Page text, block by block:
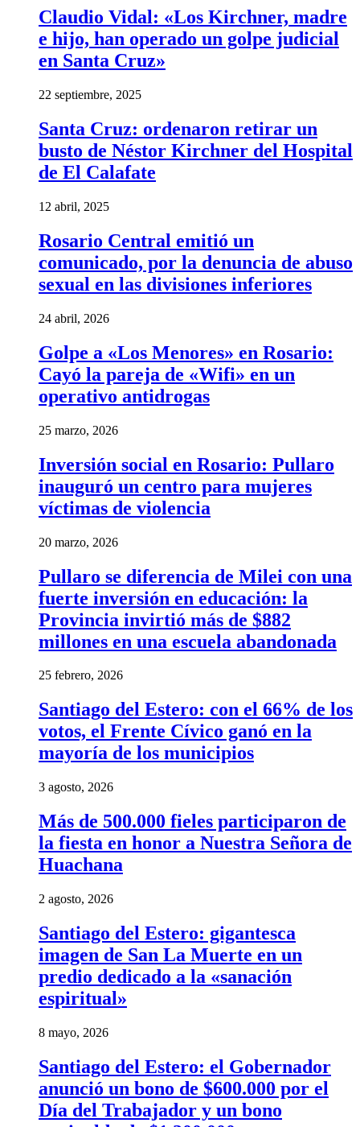
Claudio Vidal: «Los Kirchner, madre
e hijo, han operado un golpe judicial
en Santa Cruz»
22 septiembre, 2025
Santa Cruz: ordenaron retirar un
busto de Néstor Kirchner del Hospital
de El Calafate
12 abril, 2025
Rosario Central emitió un
comunicado, por la denuncia de abuso
sexual en las divisiones inferiores
24 abril, 2026
Golpe a «Los Menores» en Rosario:
Cayó la pareja de «Wifi» en un
operativo antidrogas
25 marzo, 2026
Inversión social en Rosario: Pullaro
inauguró un centro para mujeres
víctimas de violencia
20 marzo, 2026
Pullaro se diferencia de Milei con una
fuerte inversión en educación: la
Provincia invirtió más de $882
millones en una escuela abandonada
25 febrero, 2026
Santiago del Estero: con el 66% de los
votos, el Frente Cívico ganó en la
mayoría de los municipios
3 agosto, 2026
Más de 500.000 fieles participaron de
la fiesta en honor a Nuestra Señora de
Huachana
2 agosto, 2026
Santiago del Estero: gigantesca
imagen de San La Muerte en un
predio dedicado a la «sanación
espiritual»
8 mayo, 2026
Santiago del Estero: el Gobernador
anunció un bono de $600.000 por el
Día del Trabajador y un bono